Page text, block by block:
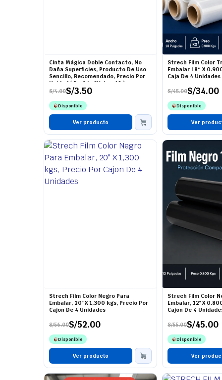
Cinta Mágica Doble Contacto, No
Daña Superficies, Producto De Uso
Sencillo, Recomendado, Precio Por
Unidad ( Pedido Mínimo 12 )
S/4.00
El
precio
original
era:
S/4.00.
S/3.50
El
precio
actual
es:
S/3.50.
Disponible
Ver producto
Strech Film Color
Embalar 18″ X
Caja De 4 Unidades
S/45.00
El
precio
original
era:
S/45.00.
S/34.00
El
precio
actual
es:
S/34.00.
Disponible
Ver
Strech Film Color Negro Para
Embalar, 20" X 1,300 kgs, Precio Por
Cajon De 4 Unidades
S/56.00
El
precio
original
era:
S/56.00.
S/52.00
El
precio
actual
es:
S/52.00.
Disponible
Ver producto
Strech Film Color
Embalar, 12" X
Cajón De 4
S/55.00
El
precio
original
era:
S/55.00.
S/45.00
El
precio
actual
es:
S/45.00.
Disponible
Ver